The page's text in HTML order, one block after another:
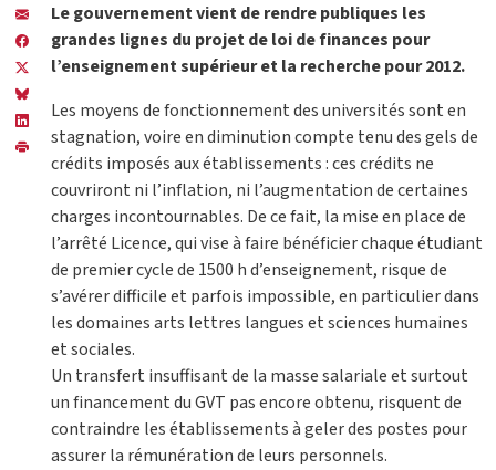
Le gouvernement vient de rendre publiques les
grandes lignes du projet de loi de finances pour
l’enseignement supérieur et la recherche pour 2012.
Les moyens de fonctionnement des universités sont en
stagnation, voire en diminution compte tenu des gels de
crédits imposés aux établissements : ces crédits ne
couvriront ni l’inflation, ni l’augmentation de certaines
charges incontournables. De ce fait, la mise en place de
l’arrêté Licence, qui vise à faire bénéficier chaque étudiant
de premier cycle de 1500 h d’enseignement, risque de
s’avérer difficile et parfois impossible, en particulier dans
les domaines arts lettres langues et sciences humaines
et sociales.
Un transfert insuffisant de la masse salariale et surtout
un financement du GVT pas encore obtenu, risquent de
contraindre les établissements à geler des postes pour
assurer la rémunération de leurs personnels.